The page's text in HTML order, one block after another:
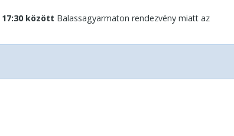
között Balassagyarmaton rendezvény miatt az